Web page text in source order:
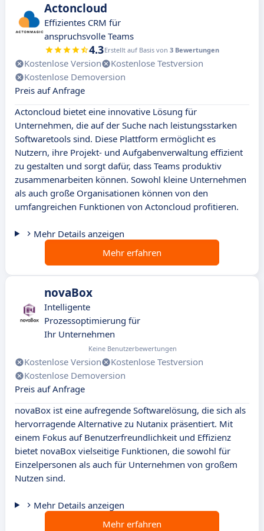
Actoncloud
Effizientes CRM für
anspruchsvolle Teams
4.3Erstellt auf Basis von 3 Bewertungen
Kostenlose Version
Kostenlose Testversion
Kostenlose Demoversion
Preis auf Anfrage
Actoncloud bietet eine innovative Lösung für
Unternehmen, die auf der Suche nach leistungsstarken
Softwaretools sind. Diese Plattform ermöglicht es
Nutzern, ihre Projekt- und Aufgabenverwaltung effizient
zu gestalten und sorgt dafür, dass Teams produktiv
zusammenarbeiten können. Sowohl kleine Unternehmen
als auch große Organisationen können von den
umfangreichen Funktionen von Actoncloud profitieren.
Mehr Details anzeigen
Mehr erfahren
novaBox
Intelligente
Prozessoptimierung für
Ihr Unternehmen
Keine Benutzerbewertungen
Kostenlose Version
Kostenlose Testversion
Kostenlose Demoversion
Preis auf Anfrage
novaBox ist eine aufregende Softwarelösung, die sich als
hervorragende Alternative zu Nutanix präsentiert. Mit
einem Fokus auf Benutzerfreundlichkeit und Effizienz
bietet novaBox vielseitige Funktionen, die sowohl für
Einzelpersonen als auch für Unternehmen von großem
Nutzen sind.
Mehr Details anzeigen
Mehr erfahren